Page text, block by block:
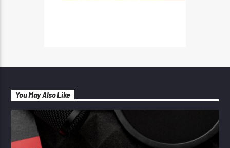
You May Also Like